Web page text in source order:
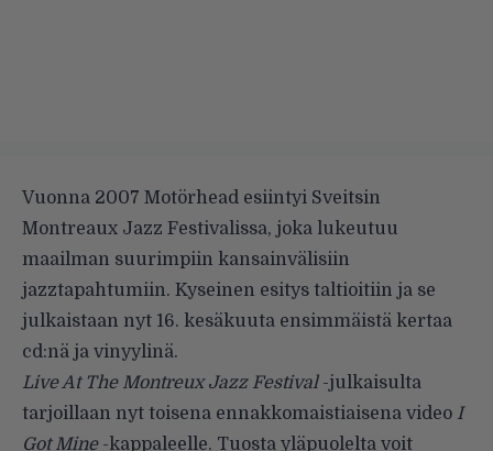
Vuonna 2007 Motörhead esiintyi Sveitsin
Montreaux Jazz Festivalissa, joka lukeutuu
maailman suurimpiin kansainvälisiin
jazztapahtumiin. Kyseinen esitys taltioitiin ja se
julkaistaan nyt 16. kesäkuuta ensimmäistä kertaa
cd:nä ja vinyylinä.
Live At The Montreux Jazz Festival-julkaisulta
tarjoillaan nyt toisena ennakkomaistiaisena video I
Got Mine-kappaleelle. Tuosta yläpuolelta voit